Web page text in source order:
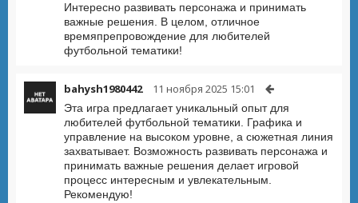
Интересно развивать персонажа и принимать
важные решения. В целом, отличное
времяпрепровождение для любителей
футбольной тематики!
bahysh1980442 11 ноября 2025 15:01
Эта игра предлагает уникальный опыт для
любителей футбольной тематики. Графика и
управление на высоком уровне, а сюжетная линия
захватывает. Возможность развивать персонажа и
принимать важные решения делает игровой
процесс интересным и увлекательным.
Рекомендую!